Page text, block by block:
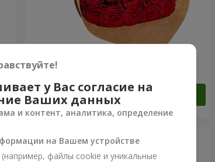
Букет в ЭКО упаковке "15 красных
роз"
1 599 грн
у Вас согласие на
Ваших данных
и контент, аналитика, определение
на Вашем устройстве
файлы cookie и уникальные